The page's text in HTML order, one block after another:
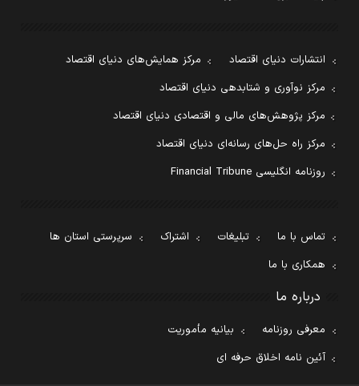
انتشارات دنیای اقتصاد
مرکز همایش‌های دنیای اقتصاد
مرکز نوآوری و شتابدهی دنیای اقتصاد
مرکز پژوهش‌های مالی و اقتصادی دنیای اقتصاد
مرکز راه حل‌های رسانه‌ای دنیای اقتصاد
روزنامه انگلیسی Financial Tribune
تماس با ما تبلیغات اشتراک
سرپرستی استان ها
همکاری با ما
درباره ما
معرفی روزنامه
بیانیه مأموریت
آئین نامه اخلاق حرفه ای